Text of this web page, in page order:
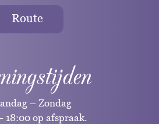
Route
– Zondag
18:00 op afspraak.